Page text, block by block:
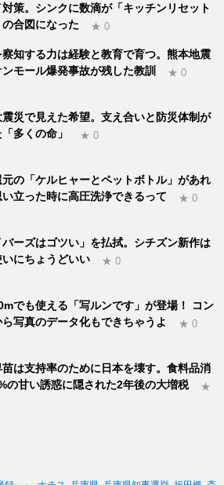
対策。シンクに数滴が「キッチンリセット
の合図になった
★ 0
知する力は経験と教育で育つ。熊本地震
ンモール爆発事故が残した教訓
★ 0
震災で見えた希望。支え合いと防災体制が
多くの命」
★ 0
元の「ケルヒャーとペットボトル」があれ
い立った時に高圧洗浄できるって
★ 0
バーズはゴツい」を払拭。シチズン新作は
いにちょうどいい
★ 0
でも使える「写ルンです」が登場！ コン
ら写真のデータ化もできちゃうよ
★ 0
は支持率のために日本を壊す。食料品消
の甘い誘惑に隠された2年後の大増税
★